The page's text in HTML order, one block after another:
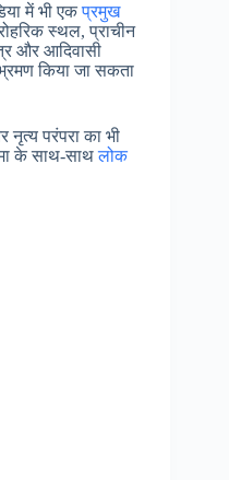
में भी एकप्रमुख
स्थल, प्राचीन
और आदिवासी
किया जा सकता
परंपरा का भी
के साथ-साथलोक